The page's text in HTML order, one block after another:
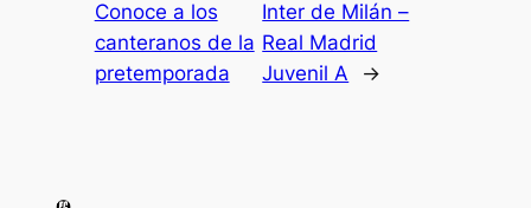
Conoce a los
canteranos de la
pretemporada
Inter de Milán –
Real Madrid
Juvenil A
→